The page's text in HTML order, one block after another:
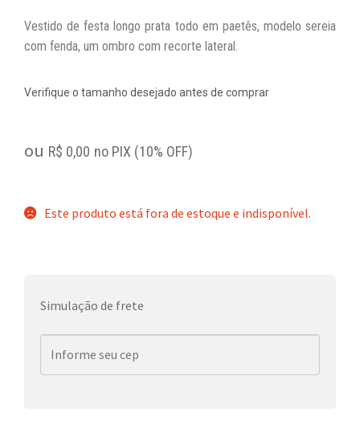
Vestido de festa longo prata todo em paetês, modelo sereia
com fenda, um ombro com recorte lateral.
Verifique o tamanho desejado antes de comprar
ou R$ 0,00 no PIX (10% OFF)
Este produto está fora de estoque e indisponível.
Simulação de frete